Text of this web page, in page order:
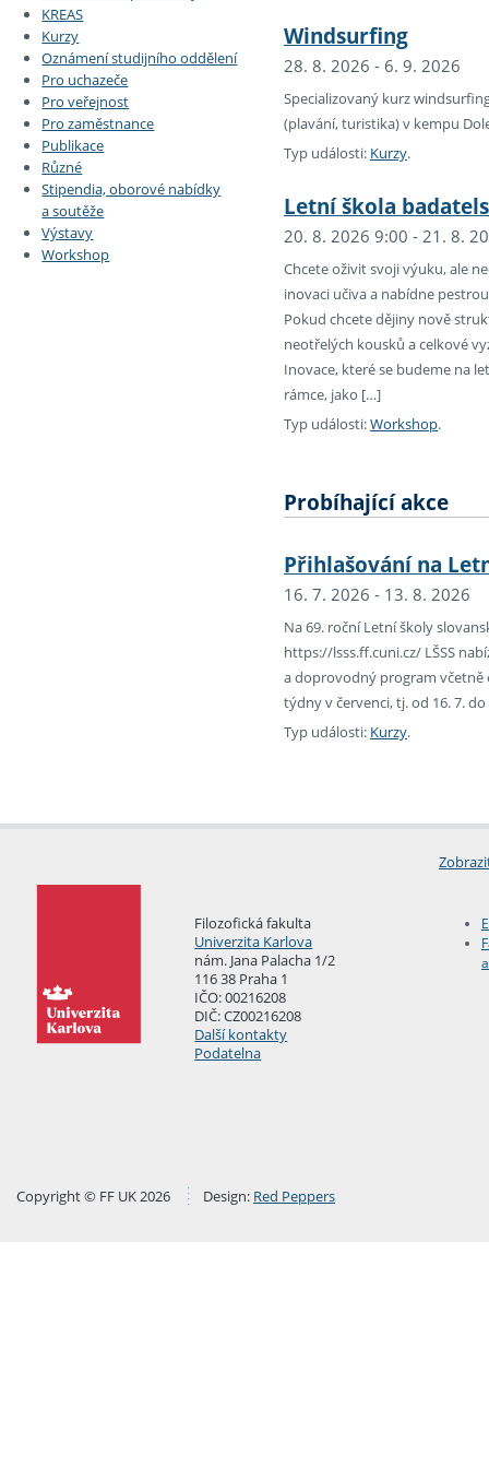
KREAS
Kurzy
Oznámení studijního oddělení
Pro uchazeče
Pro veřejnost
Pro zaměstnance
Publikace
Různé
Stipendia, oborové nabídky
a soutěže
Výstavy
Workshop
Windsurfing
28. 8. 2026 - 6. 9. 2026
Specializovaný kurz
(plavání, turistika) v kempu
Typ události: Kurzy.
Letní škola
20. 8. 2026 9:00 - 21. 8.
Chcete oživit svoji výuku, ale
inovaci učiva a nabídne
Pokud chcete dějiny nově
neotřelých kousků a celkové
Inovace, které se budeme na
rámce, jako […]
Typ události:Workshop.
Probíhající akce
Přihlašování na
16. 7. 2026 - 13. 8. 2026
Na 69. roční Letní školy
https://lsss.ff.cuni.cz/ LŠSS
a doprovodný program včetně
týdny v červenci, tj. od 16. 7. do
Typ události: Kurzy.
Filozofická fakulta
Univerzita Karlova
nám. Jana Palacha 1/2
116 38 Praha 1
IČO: 00216208
DIČ: CZ00216208
Další kontakty
Podatelna
Copyright © FF UK 2026 Design: Red Peppers